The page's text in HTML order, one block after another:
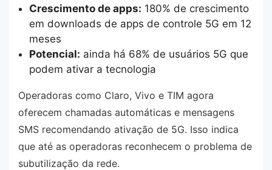
Crescimento de apps: 180% de crescimento
em downloads de apps de controle 5G em 12
meses
Potencial: ainda há 68% de usuários 5G que
podem ativar a tecnologia
Operadoras como Claro, Vivo e TIM agora
oferecem chamadas automáticas e mensagens
SMS recomendando ativação de 5G. Isso indica
que até as operadoras reconhecem o problema de
subutilização da rede.